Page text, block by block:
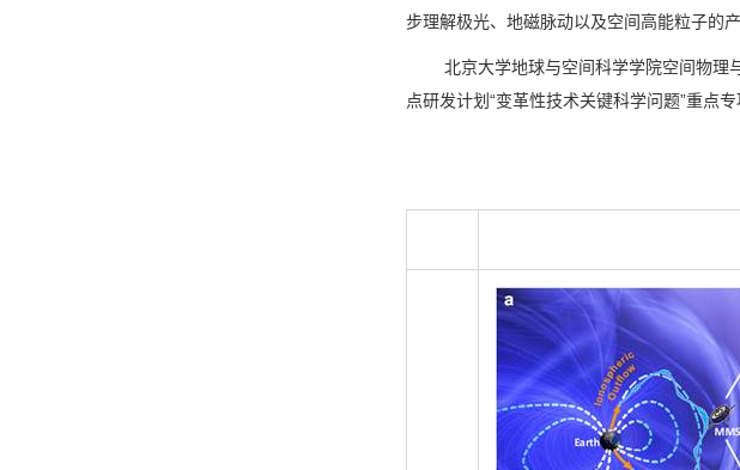
步理解极光、地磁脉动以及空间高能粒子的
北京大学地球与空间科学学院空间物理与
点研发计划“变革性技术关键科学问题”重点